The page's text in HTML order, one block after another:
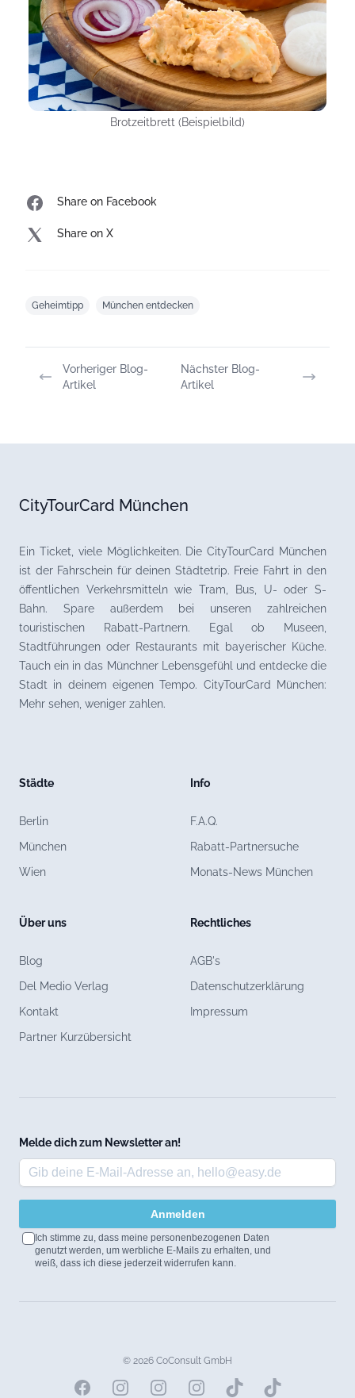
Brotzeitbrett (Beispielbild)
Share on Facebook
Share on X
Geheimtipp München entdecken
Vorheriger Blog-
Artikel
Nächster Blog-
Artikel
CityTourCard München
Ein Ticket, viele Möglichkeiten. Die CityTourCard München
ist der Fahrschein für deinen Städtetrip. Freie Fahrt in den
öffentlichen Verkehrsmitteln wie Tram, Bus, U- oder S-
Bahn. Spare außerdem bei unseren zahlreichen
touristischen Rabatt-Partnern. Egal ob Museen,
Stadtführungen oder Restaurants mit bayerischer Küche.
Tauch ein in das Münchner Lebensgefühl und entdecke die
Stadt in deinem eigenen Tempo. CityTourCard München:
Mehr sehen, weniger zahlen.
Städte
Berlin
München
Wien
Über uns
Blog
Del Medio Verlag
Kontakt
Partner Kurzübersicht
Info
F.A.Q.
Rabatt-Partnersuche
Monats-News München
Rechtliches
AGB's
Datenschutzerklärung
Impressum
Melde dich zum Newsletter an!
Anmelden
Ich stimme zu, dass meine personenbezogenen Daten
genutzt werden, um werbliche E-Mails zu erhalten, und
weiß, dass ich diese jederzeit widerrufen kann.
© 2026 CoConsult GmbH
FacebookInstagramInstagramInstagram